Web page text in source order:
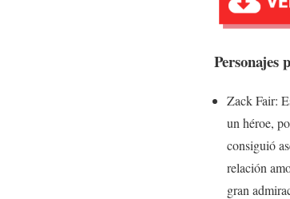
Zack Fair:
un héroe,
consiguió
relación
gran